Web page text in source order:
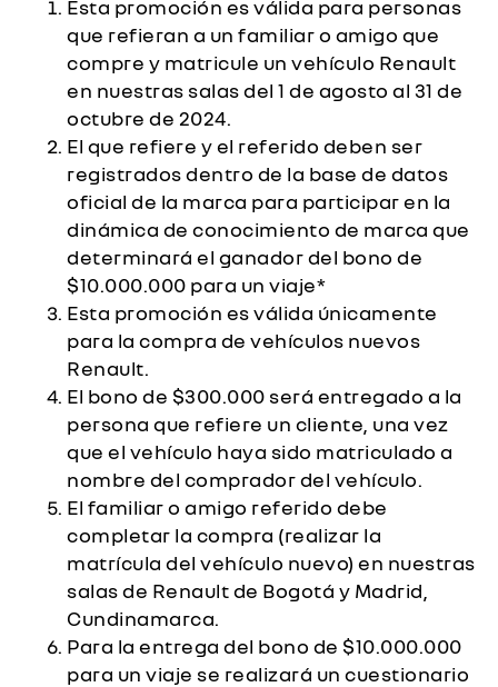
Esta promoción es válida para personas
que refieran a un familiar o amigo que
compre y matricule un vehículo Renault
en nuestras salas del 1 de agosto al 31 de
octubre de 2024.
El que refiere y el referido deben ser
registrados dentro de la base de datos
oficial de la marca para participar en la
dinámica de conocimiento de marca que
determinará el ganador del bono de
$10.000.000 para un viaje*
Esta promoción es válida únicamente
para la compra de vehículos nuevos
Renault.
El bono de $300.000 será entregado a la
persona que refiere un cliente, una vez
que el vehículo haya sido matriculado a
nombre del comprador del vehículo.
El familiar o amigo referido debe
completar la compra (realizar la
matrícula del vehículo nuevo) en nuestras
salas de Renault de Bogotá y Madrid,
Cundinamarca.
Para la entrega del bono de $10.000.000
para un viaje se realizará un cuestionario